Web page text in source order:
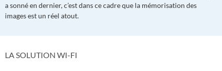
a sonné en dernier, c’est dans ce cadre que la mémorisation des
images est un réel atout.
LA SOLUTION WI-FI